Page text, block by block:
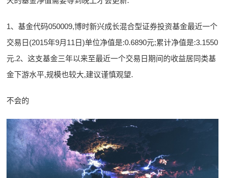
1、基金代码050009,博时新兴成长混合型证券投资基金最近一个
交易日(2015年9月11日)单位净值是:0.6890元;累计净值是:3.1550
元.2、这支基金三年以来至最近一个交易日期间的收益居同类基
金下游水平,规模也较大,建议谨慎观望.
不会的